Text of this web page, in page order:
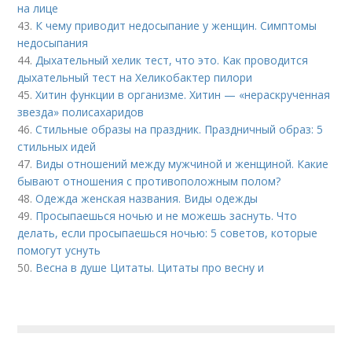
на лице
43. К чему приводит недосыпание у женщин. Симптомы
недосыпания
44.Дыхательный хелик тест, что это. Как проводится
дыхательный тест на Хеликобактер пилори
45.Хитин функции в организме. Хитин — «нераскрученная
звезда» полисахаридов
46.Стильные образы на праздник. Праздничный образ: 5
стильных идей
47. Виды отношений между мужчиной и женщиной. Какие
бывают отношения с противоположным полом?
48.Одежда женская названия. Виды одежды
49. Просыпаешься ночью и не можешь заснуть. Что
делать, если просыпаешься ночью: 5 советов, которые
помогут уснуть
50. Весна в душе Цитаты. Цитаты про весну и